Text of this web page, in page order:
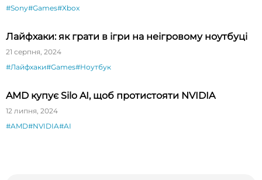
#Sony#Games#Xbox
Лайфхаки: як грати в ігри на неігровому ноутбуці
21 серпня, 2024
#Лайфхаки#Games#Ноутбук
AMD купує Silo AI, щоб протистояти NVIDIA
12 липня, 2024
#AMD#NVIDIA#AI